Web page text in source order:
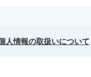
人情報の取扱いについて